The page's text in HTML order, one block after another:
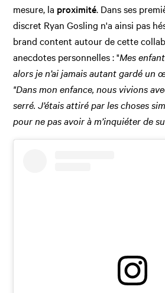
mesure, la proximité. Dans ses
discret Ryan Gosling n'a ainsi pas
brand content autour de cette
anecdotes personnelles : "Mes
alors je n’ai jamais autant gardé un
"Dans mon enfance, nous vivions
serré. J’étais attiré par les choses
pour ne pas avoir à m’inquiéter de